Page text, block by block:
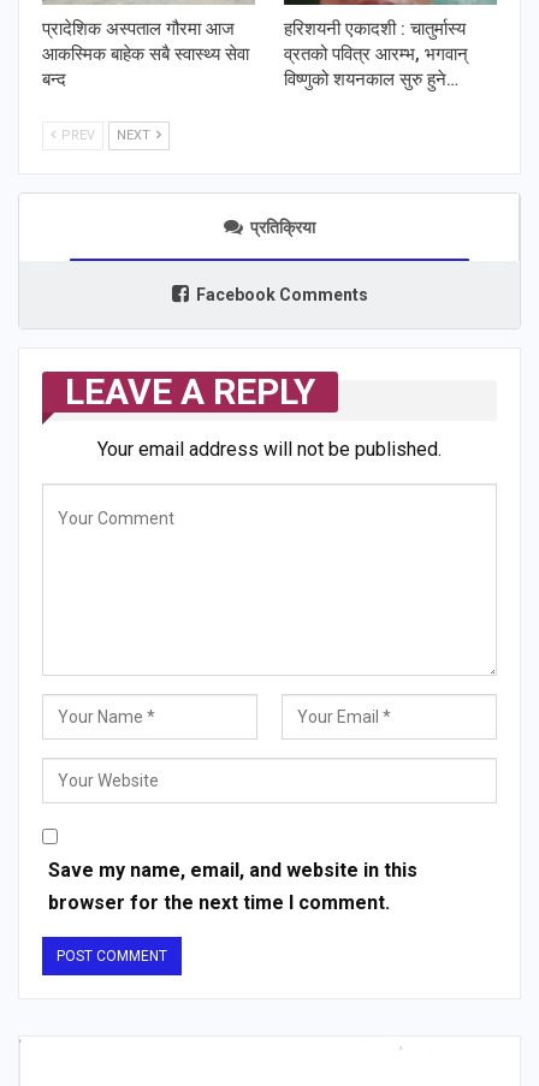
प्रादेशिक अस्पताल गौरमा आज
आकस्मिक बाहेक सबै स्वास्थ्य सेवा
बन्द
हरिशयनी एकादशी : चातुर्मास्य
व्रतको पवित्र आरम्भ, भगवान्
विष्णुको शयनकाल सुरु हुने…
PREV NEXT
प्रतिक्रिया
Facebook Comments
LEAVE A REPLY
Your email address will not be published.
Save my name, email, and website in this
browser for the next time I comment.